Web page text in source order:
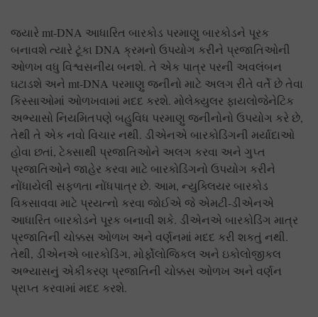
જ્યારે mt-DNA આધારિત બારકોડ પરમાણુ બારકોડને પૂરક
બનાવશે ત્યારે ટૂંકા DNA ક્રમનો ઉપયોગ કરીને પ્રજાતિઓની
ઓળખ વધુ વિશ્વસનીય બનશે. તે એક પાત્ર પરની અવલંબન
ઘટાડશે અને mt-DNA પરમાણુ જનીનો માટે અલગ રીતે વર્તે છે તેવા
કિસ્સાઓમાં ઓળખવામાં મદદ કરશે. મોલેક્યુલર ફાયલોજેનેટિક
અભ્યાસો નિયમિતપણે બહુવિધ પરમાણુ જનીનોનો ઉપયોગ કરે છે,
તેથી તે એક નવો વિચાર નથી. ડીએનએ બારકોડિંગની મર્યાદાઓ
હોવા છતાં, ટેક્સાથી પ્રજાતિઓને અલગ કરવા અને ગુપ્ત
પ્રજાતિઓને જાહેર કરવા માટે બારકોડિંગનો ઉપયોગ કરીને
નોંધાયેલી સફળતા નોંધપાત્ર છે. આમ, ન્યુક્લિયર બારકોડ
વિકસાવવા માટે પ્રયત્નો કરવા જોઈએ જે એમટી-ડીએનએ
આધારિત બારકોડને પૂરક બનાવી શકે. ડીએનએ બારકોડિંગ માત્ર
પ્રજાતિની ચોક્કસ ઓળખ અને વર્ણનમાં મદદ કરી શકતું નથી.
તેથી, ડીએનએ બારકોડિંગ, મોર્ફોલોજિકલ અને ઇકોલોજીકલ
અભ્યાસનું એકીકરણ પ્રજાતિની ચોક્કસ ઓળખ અને વર્ણન
પ્રાપ્ત કરવામાં મદદ કરશે.